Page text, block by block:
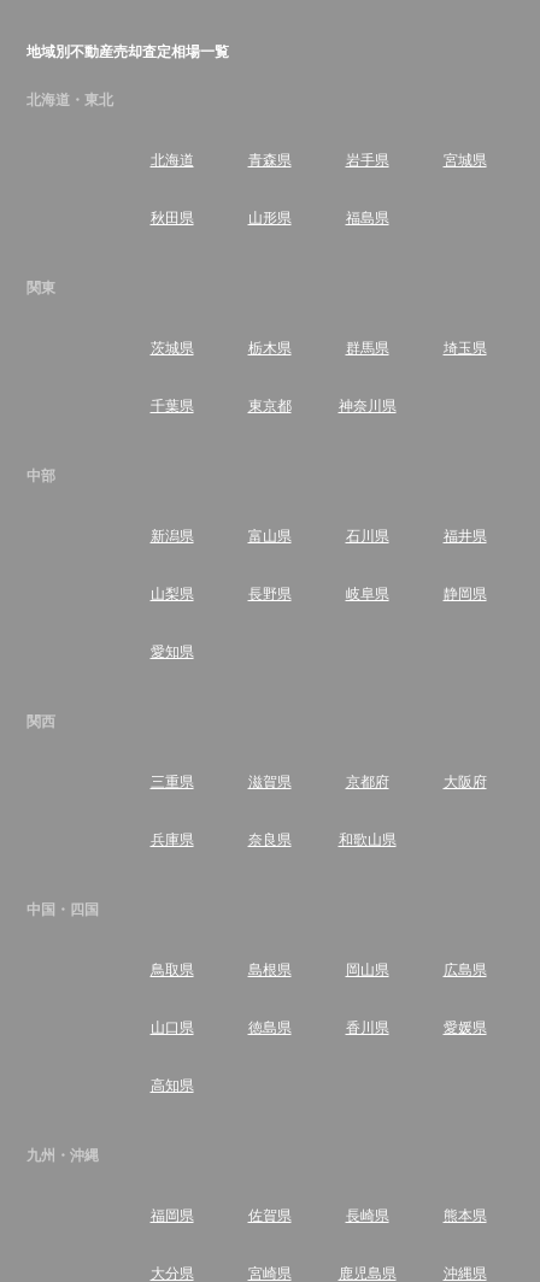
地域別不動産売却査定相場一覧
北海道・東北
北海道 青森県 岩手県 宮城県
秋田県 山形県 福島県
関東
茨城県 栃木県 群馬県 埼玉県
千葉県 東京都 神奈川県
中部
新潟県 富山県 石川県 福井県
山梨県 長野県 岐阜県 静岡県
愛知県
関西
三重県 滋賀県 京都府 大阪府
兵庫県 奈良県 和歌山県
中国・四国
鳥取県 島根県 岡山県 広島県
山口県 徳島県 香川県 愛媛県
高知県
九州・沖縄
福岡県 佐賀県 長崎県 熊本県
大分県 宮崎県 鹿児島県 沖縄県